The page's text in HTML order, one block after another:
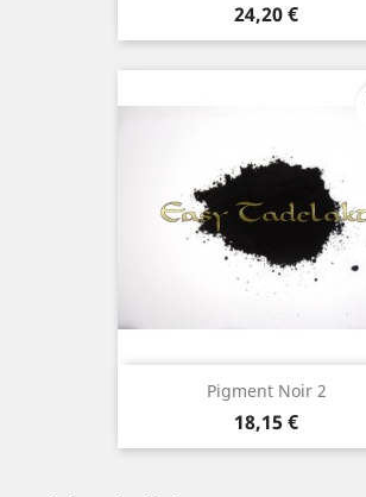
Prix
24,20 €
Pigment Noir 2
Prix
18,15 €